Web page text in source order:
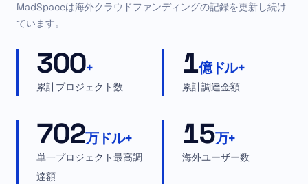
MadSpaceは海外クラウドファンディングの記録を更新し続け
ています。
300+
累計プロジェクト数
1億ドル+
累計調達金額
702万ドル+
単一プロジェクト最高調
達額
15万+
海外ユーザー数